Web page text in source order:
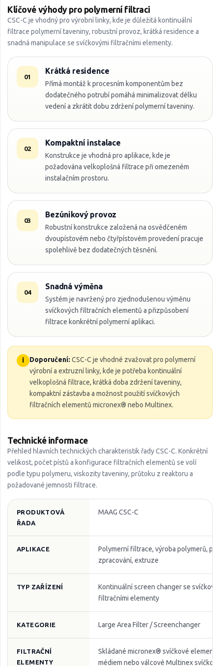
Klíčové výhody pro polymerní filtraci
CSC-C je vhodný pro výrobní linky, kde je důležitá kontinuální
filtrace polymerní taveniny, robustní provoz, krátká residence a
snadná manipulace se svíčkovými filtračními elementy.
01
Krátká residence
Přímá montáž k procesním komponentům bez
dodatečného potrubí pomáhá minimalizovat délku
vedení a zkrátit dobu zdržení polymerní taveniny.
02
Kompaktní instalace
Konstrukce je vhodná pro aplikace, kde je
požadována velkoplošná filtrace při omezeném
instalačním prostoru.
03
Bezúnikový provoz
Robustní konstrukce založená na osvědčeném
dvoupístovém nebo čtyřpístovém provedení pracuje
spolehlivě bez dodatečných těsnění.
04
Snadná výměna
Systém je navržený pro zjednodušenou výměnu
svíčkových filtračních elementů a přizpůsobení
filtrace konkrétní polymerní aplikaci.
i Doporučení: CSC-C je vhodné zvažovat pro polymerní
výrobní a extruzní linky, kde je potřeba kontinuální
velkoplošná filtrace, krátká doba zdržení taveniny,
kompaktní zástavba a možnost použití svíčkových
filtračních elementů micronex® nebo Multinex.
Technické informace
Přehled hlavních technických charakteristik řady CSC-C. Konkrétní
velikost, počet pístů a konfigurace filtračních elementů se volí
podle typu polymeru, viskozity taveniny, průtoku z reaktoru a
požadované jemnosti filtrace.
PRODUKTOVÁ
ŘADA
MAAG CSC-C
APLIKACE
Polymerní filtrace, výroba polymerů,
zpracování, extruze
TYP ZAŘÍZENÍ
Kontinuální screen changer se
filtračními elementy
KATEGORIE Large Area Filter / Screenchanger
FILTRAČNÍ
ELEMENTY
Skládané micronex® svíčkové elementy
médiem nebo válcové Multinex